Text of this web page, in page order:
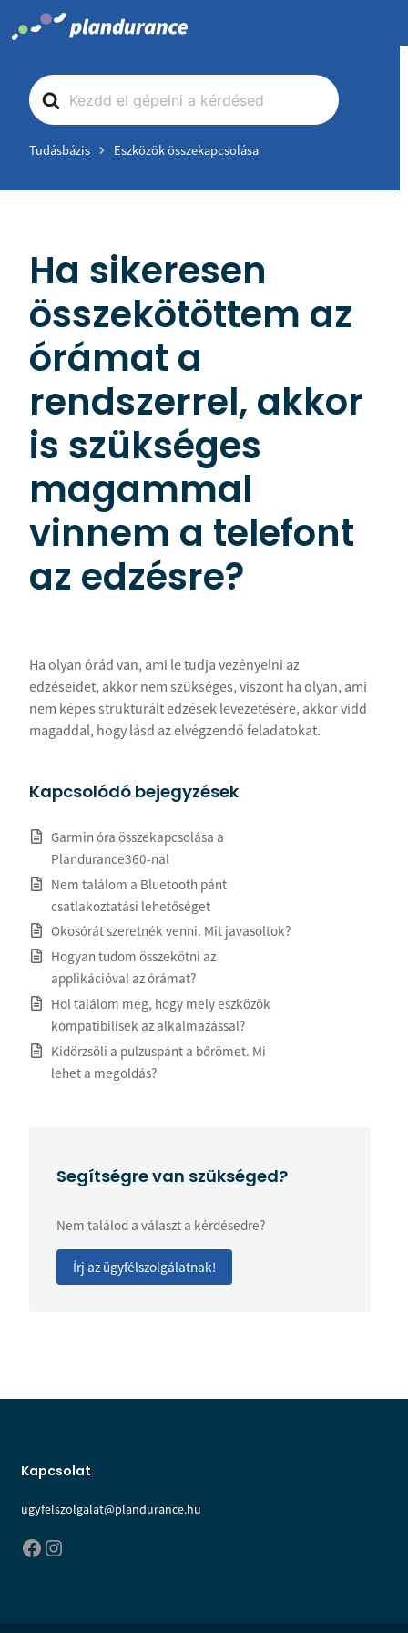
Search
For
Tudásbázis Eszközök összekapcsolása
Ha sikeresen
összekötöttem az
órámat a
rendszerrel, akkor
is szükséges
magammal
vinnem a telefont
az edzésre?
Ha olyan órád van, ami le tudja vezényelni az
edzéseidet, akkor nem szükséges, viszont ha olyan, ami
nem képes strukturált edzések levezetésére, akkor vidd
magaddal, hogy lásd az elvégzendő feladatokat.
Kapcsolódó bejegyzések
Garmin óra összekapcsolása a
Plandurance360-nal
Nem találom a Bluetooth pánt
csatlakoztatási lehetőséget
Okosórát szeretnék venni. Mit javasoltok?
Hogyan tudom összekötni az
applikációval az órámat?
Hol találom meg, hogy mely eszközök
kompatibilisek az alkalmazással?
Kidörzsöli a pulzuspánt a bőrömet. Mi
lehet a megoldás?
Segítségre van szükséged?
Nem találod a választ a kérdésedre?
Írj az ügyfélszolgálatnak!
Kapcsolat
ugyfelszolgalat@plandurance.hu
Facebook
Instagram